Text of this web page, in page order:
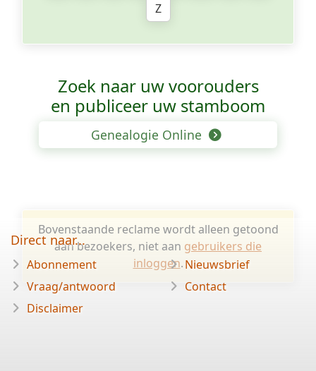
Z
Zoek naar uw voorouders
en publiceer uw stamboom
Genealogie Online
Bovenstaande reclame wordt alleen getoond
aan bezoekers, niet aan gebruikers die
inloggen.
Direct naar...
Abonnement
Vraag/antwoord
Disclaimer
Nieuwsbrief
Contact